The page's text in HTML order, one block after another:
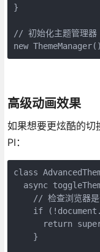
}
// 初始化主题管理器
new
高级动画效果
如果想要更炫酷的
PI：
class
async
// 检查浏览器
if
return
    }